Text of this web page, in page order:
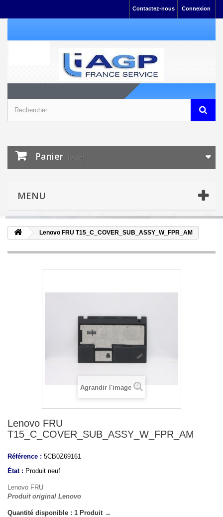
Connexion
Contactez-nous
Panier (vide)
MENU
Lenovo FRU T15_C_COVER_SUB_ASSY_W_FPR_AM
Agrandir l'image
Lenovo FRU
T15_C_COVER_SUB_ASSY_W_FPR_AM
Référence : 5CB0Z69161
État : Produit neuf
Lenovo FRU
Produit original Lenovo
Quantité disponible : 1 Produit →